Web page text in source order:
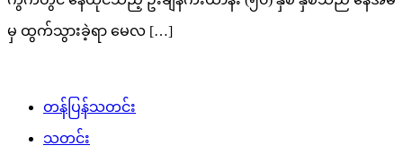
မှ ထွက်သွားခဲ့ရာ မေလ […]
တန်ပြန်သတင်း
သတင်း